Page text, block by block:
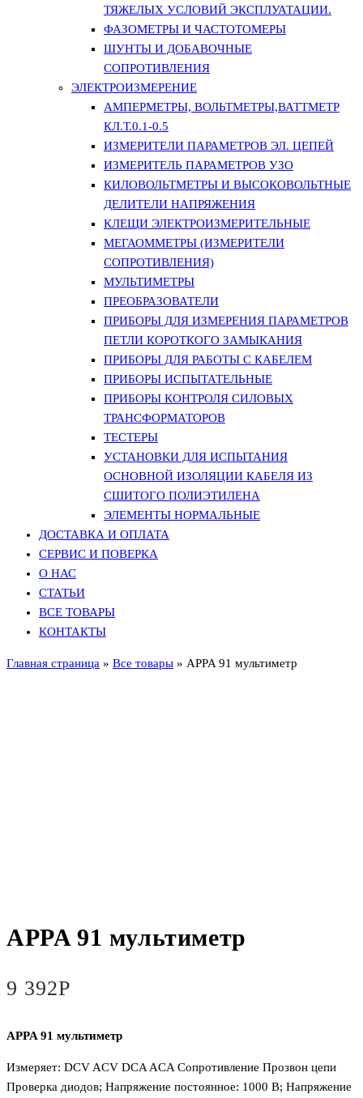
ТЯЖЕЛЫХ УСЛОВИЙ ЭКСПЛУАТАЦИИ.
ФАЗОМЕТРЫ И ЧАСТОТОМЕРЫ
ШУНТЫ И ДОБАВОЧНЫЕ
СОПРОТИВЛЕНИЯ
ЭЛЕКТРОИЗМЕРЕНИЕ
АМПЕРМЕТРЫ, ВОЛЬТМЕТРЫ,ВАТТМЕТР
КЛ.Т.0.1-0.5
ИЗМЕРИТЕЛИ ПАРАМЕТРОВ ЭЛ. ЦЕПЕЙ
ИЗМЕРИТЕЛЬ ПАРАМЕТРОВ УЗО
КИЛОВОЛЬТМЕТРЫ И ВЫСОКОВОЛЬТНЫЕ
ДЕЛИТЕЛИ НАПРЯЖЕНИЯ
КЛЕЩИ ЭЛЕКТРОИЗМЕРИТЕЛЬНЫЕ
МЕГАОММЕТРЫ (ИЗМЕРИТЕЛИ
СОПРОТИВЛЕНИЯ)
МУЛЬТИМЕТРЫ
ПРЕОБРАЗОВАТЕЛИ
ПРИБОРЫ ДЛЯ ИЗМЕРЕНИЯ ПАРАМЕТРОВ
ПЕТЛИ КОРОТКОГО ЗАМЫКАНИЯ
ПРИБОРЫ ДЛЯ РАБОТЫ С КАБЕЛЕМ
ПРИБОРЫ ИСПЫТАТЕЛЬНЫЕ
ПРИБОРЫ КОНТРОЛЯ СИЛОВЫХ
ТРАНСФОРМАТОРОВ
ТЕСТЕРЫ
УСТАНОВКИ ДЛЯ ИСПЫТАНИЯ
ОСНОВНОЙ ИЗОЛЯЦИИ КАБЕЛЯ ИЗ
СШИТОГО ПОЛИЭТИЛЕНА
ЭЛЕМЕНТЫ НОРМАЛЬНЫЕ
ДОСТАВКА И ОПЛАТА
СЕРВИС И ПОВЕРКА
О НАС
СТАТЬИ
ВСЕ ТОВАРЫ
КОНТАКТЫ
Главная страница » Все товары » APPA 91 мультиметр
APPA 91 мультиметр
9 392Р
APPA 91 мультиметр
Измеряет: DCV ACV DCA ACA Сопротивление Прозвон цепи
Проверка диодов; Напряжение постоянное: 1000 В; Напряжение